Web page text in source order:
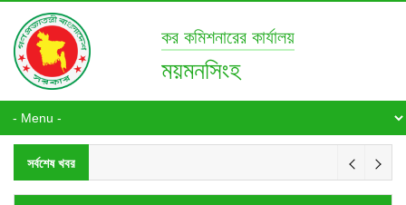
কর কমিশনারের কার্যালয়
ময়মনসিংহ
সর্বশেষ খবর